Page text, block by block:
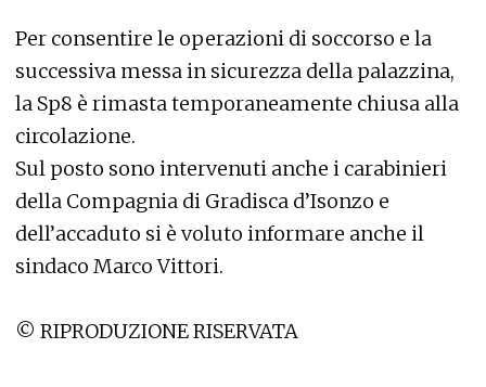
Per consentire le operazioni di soccorso e la
successiva messa in sicurezza della palazzina,
la Sp8 è rimasta temporaneamente chiusa alla
circolazione.
Sul posto sono intervenuti anche i carabinieri
della Compagnia di Gradisca d’Isonzo e
dell’accaduto si è voluto informare anche il
sindaco Marco Vittori.
© RIPRODUZIONE RISERVATA